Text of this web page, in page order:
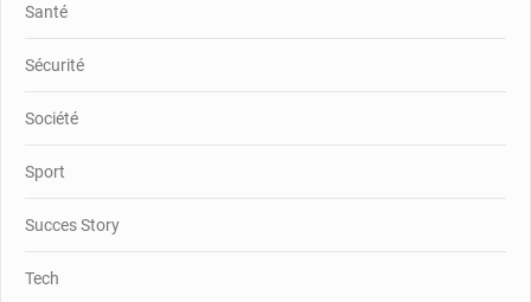
Santé
Sécurité
Société
Sport
Succes Story
Tech